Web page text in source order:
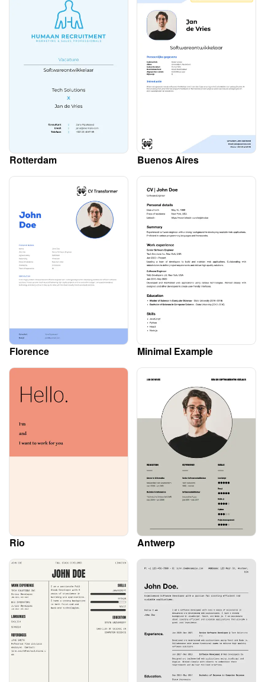
Rotterdam Buenos Aires
Florence Minimal Example
Rio Antwerp